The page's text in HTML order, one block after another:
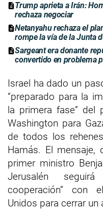
Trump aprieta a Irán:
rechaza negociar
Netanyahu rechaza el
rompe la vía de la Junta
Sargeant era donante
convertido en problema
Israel ha dado un
“preparado para la
la primera fase” del
Washington para
de todos los
Hamás. El mensaje,
primer ministro
Jerusalén
cooperación” con
Unidos para cerrar